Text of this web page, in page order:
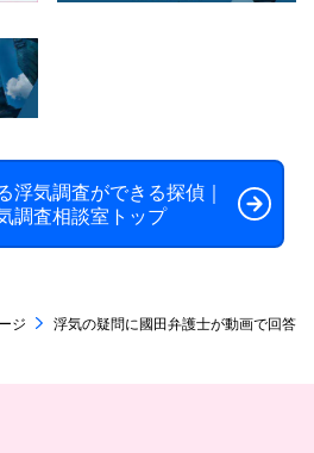
浮気調査ができる探偵｜
調査相談室トップ
ジ 浮気の疑問に國田弁護士が動画で回答